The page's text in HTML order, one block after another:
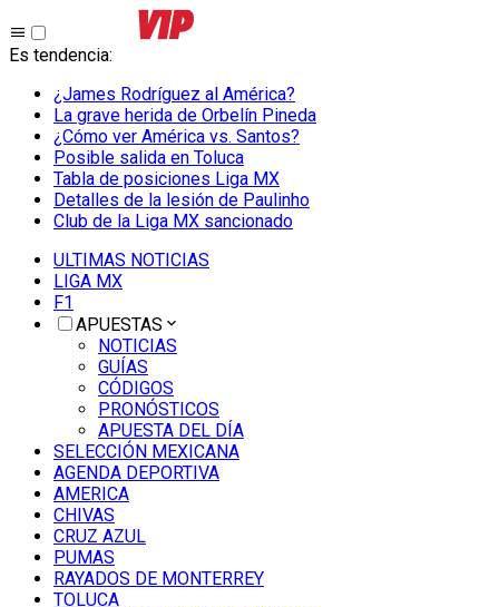
Es tendencia:
¿James Rodríguez al América?
La grave herida de Orbelín Pineda
¿Cómo ver América vs. Santos?
Posible salida en Toluca
Tabla de posiciones Liga MX
Detalles de la lesión de Paulinho
Club de la Liga MX sancionado
ULTIMAS NOTICIAS
LIGA MX
F1
APUESTAS
NOTICIAS
GUÍAS
CÓDIGOS
PRONÓSTICOS
APUESTA DEL DÍA
SELECCIÓN MEXICANA
AGENDA DEPORTIVA
AMERICA
CHIVAS
CRUZ AZUL
PUMAS
RAYADOS DE MONTERREY
TOLUCA